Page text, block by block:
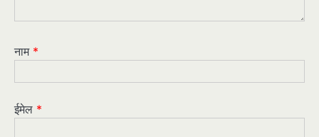
नाम *
ईमेल *